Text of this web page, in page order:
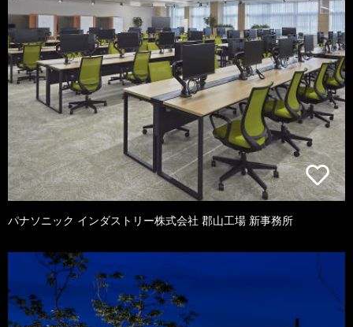
パナソニック インダストリー株式会社 郡山工場 新事務所